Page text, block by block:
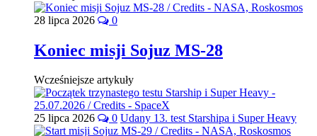
28 lipca 2026 0
Koniec misji Sojuz MS-28
Wcześniejsze artykuły
25 lipca 2026 0 Udany 13. test Starshipa i Super Heavy